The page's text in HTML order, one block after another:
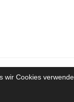
wir Cookies